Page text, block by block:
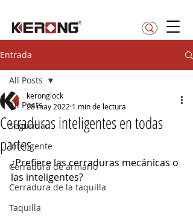
Entrada
All Posts
Seguridad
Inteligente
Cerradura de armario
Cerradura de la taquilla
Taquilla
All Posts
Cerraduras inteligentes en todas
partes
keronglock
28 may 2022 1 min de lectura
¿Prefiere las cerraduras mecánicas o
las inteligentes?